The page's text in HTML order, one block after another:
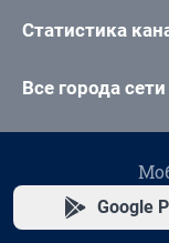
Статистика
Все города сети
Google